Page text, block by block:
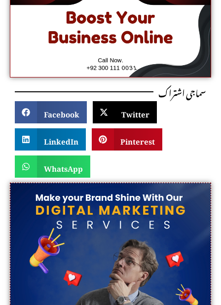
سماجی اشتراک
Facebook
Twitter
LinkedIn
Pinterest
WhatsApp